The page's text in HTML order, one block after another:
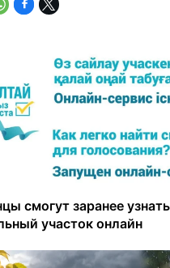
смогут заранее
участок онлайн